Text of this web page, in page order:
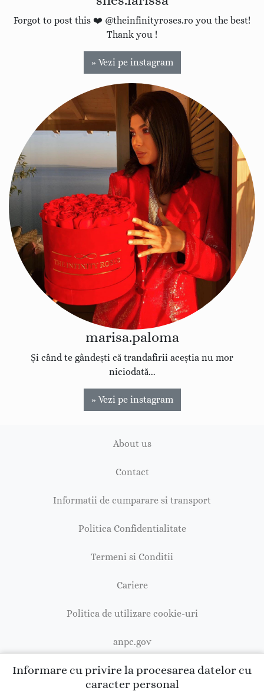
Informare cu privire la procesarea datelor cu
caracter personal
Forgot to post this ❤️ @theinfinityroses.ro you the best!
Thank you !
» Vezi pe instagram
marisa.paloma
Și când te gândești că trandafirii aceștia nu mor
niciodată...
» Vezi pe instagram
About us
Contact
Informatii de cumparare si transport
Politica Confidentialitate
Termeni si Conditii
Cariere
Politica de utilizare cookie-uri
anpc.gov